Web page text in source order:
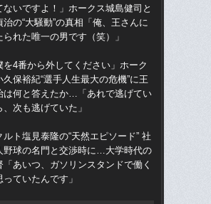
ないですよ！」ホークス城島健司と
治の“大騒動”の真相「俺、王さんに
られた唯一の男です（笑）」
を4番から外してください」ホーク
久保裕紀“選手人生最大の危機”に王
は何と答えたか…「あれで逃げてい
、次も逃げていた」
ルト塩見泰隆の“天然エピソード” 社
野球の名門と交渉時に…大学時代の
「あいつ、ガソリンスタンドで働く
っていたんです」